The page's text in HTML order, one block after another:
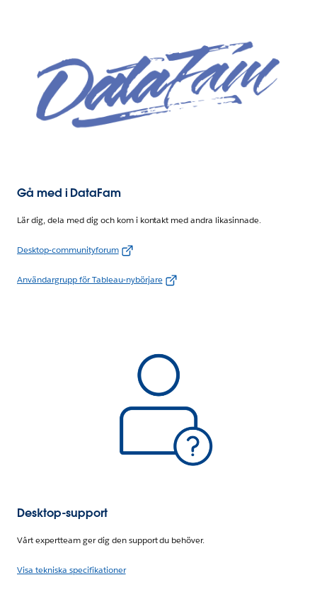
Gå med i DataFam
Lär dig, dela med dig och kom i kontakt med andra likasinnade.
Desktop-communityforum
Användargrupp för Tableau-nybörjare
Desktop-support
Vårt expertteam ger dig den support du behöver.
Visa tekniska specifikationer